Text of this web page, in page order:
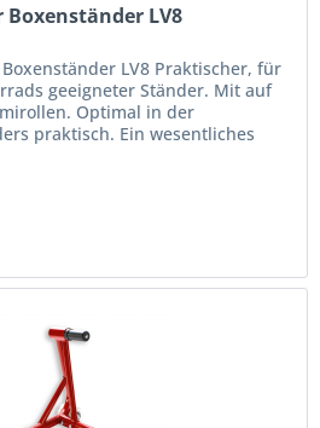
LV8
LV8 Praktischer, für
geeigneter Ständer. Mit auf
Optimal in der
praktisch. Ein wesentliches